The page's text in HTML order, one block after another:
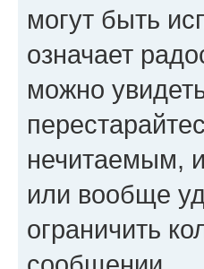
могут быть
означает
можно
нечитаемым,
или вообще
ограничить